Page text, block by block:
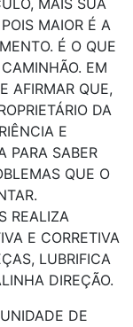
MAIS SUA
MAIOR É A
É O QUE
EM
AFIRMAR QUE,
DA
E
PARA SABER
QUE O
REALIZA
E CORRETIVA
LUBRIFICA
DIREÇÃO.
DE